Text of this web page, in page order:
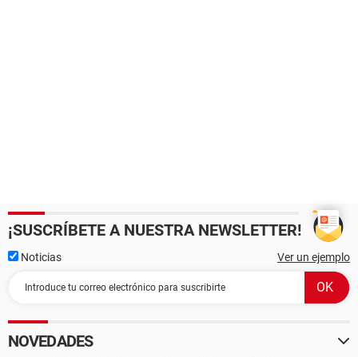
¡SUSCRÍBETE A NUESTRA NEWSLETTER!
Noticias Ver un ejemplo
NOVEDADES